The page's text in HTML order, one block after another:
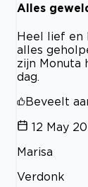
Alles
Heel lief en
alles
zijn Monuta
dag.
Beveelt
12 May
Marisa
Verdonk